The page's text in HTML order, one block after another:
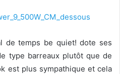
de temps be quiet! dote ses
type barreaux plutôt que de
est plus sympathique et cela